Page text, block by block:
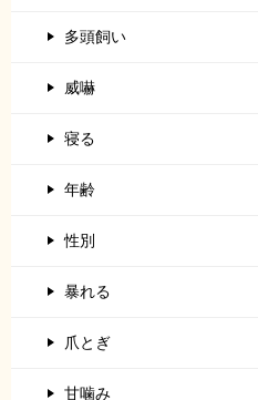
多頭飼い
威嚇
寝る
年齢
性別
暴れる
爪とぎ
甘噛み